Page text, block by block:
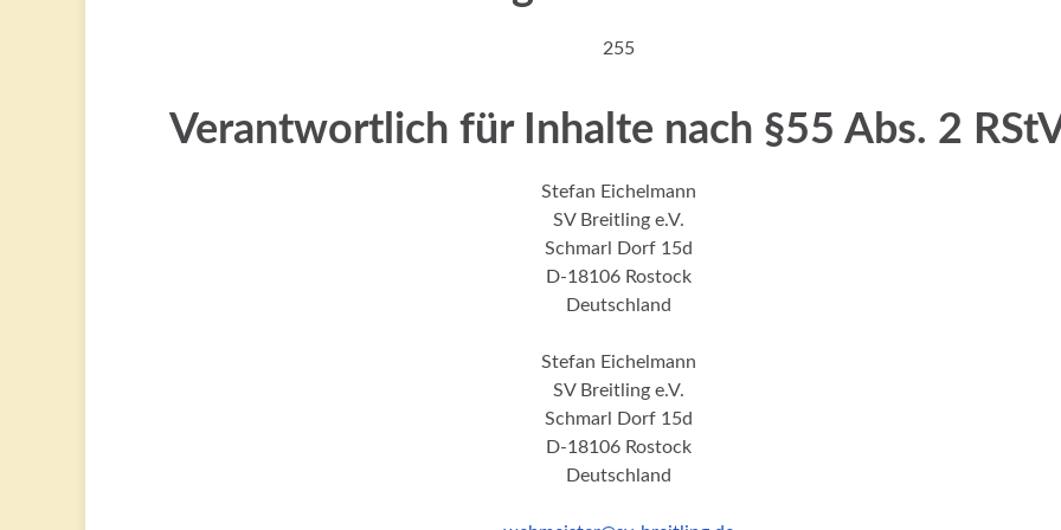
255
Verantwortlich für Inhalte nach §55 Abs. 2
Stefan Eichelmann
SV Breitling e.V.
Schmarl Dorf 15d
D-18106 Rostock
Deutschland
Stefan Eichelmann
SV Breitling e.V.
Schmarl Dorf 15d
D-18106 Rostock
Deutschland